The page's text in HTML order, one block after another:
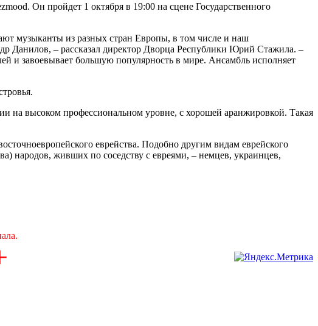
Он пройдет 1 октября в 19:00 на сцене Государственного
музыканты из разных стран Европы, в том числе и наш
Данилов, – рассказал директор Дворца Республики Юрий Стажила. –
и завоевывает большую популярность в мире. Ансамбль исполняет
на высоком профессиональном уровне, с хорошей аранжировкой. Такая
еврейства. Подобно другим видам еврейского
народов, живших по соседству с евреями, – немцев, украинцев,